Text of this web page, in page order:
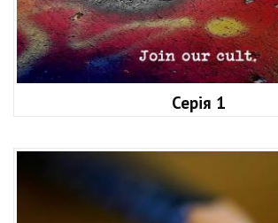
Серія 1